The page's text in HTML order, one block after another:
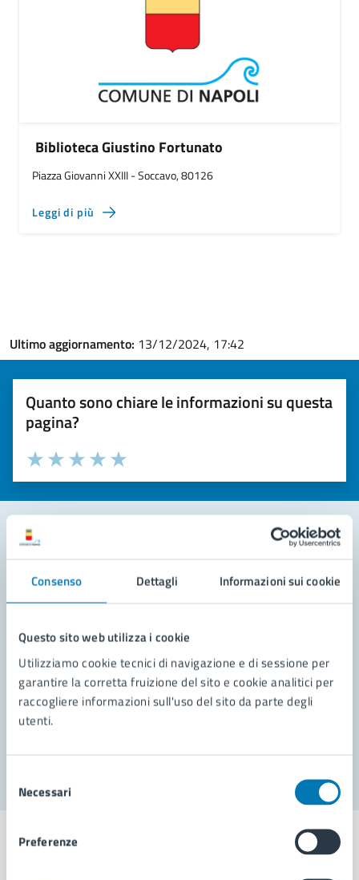
Consenso Dettagli Informazioni sui cookie
Questo sito web utilizza i cookie
Utilizziamo cookie tecnici di navigazione e di sessione per
garantire la corretta fruizione del sito e cookie analitici per
raccogliere informazioni sull'uso del sito da parte degli
utenti.
delNecessari
Preferenze
Biblioteca Giustino Fortunato
Piazza Giovanni XXIII - Soccavo, 80126
Leggi di più
Ultimo aggiornamento: 13/12/2024, 17:42
Quanto sono chiare le informazioni su questa
pagina?
Valuta la chiarezza delle informazioni (da 1 a 5 stelle)
Seleziona il numero di stelle per valutare la chiarezza delle
Valuta 5 stelle su 5
Valuta 4 stelle su 5
Valuta 3 stelle su 5
Valuta 2 stelle su 5
Valuta 1 stelle su 5
Leggi le domande frequenti
Richiedi assistenza
Prenota appuntamento
Problemi in città